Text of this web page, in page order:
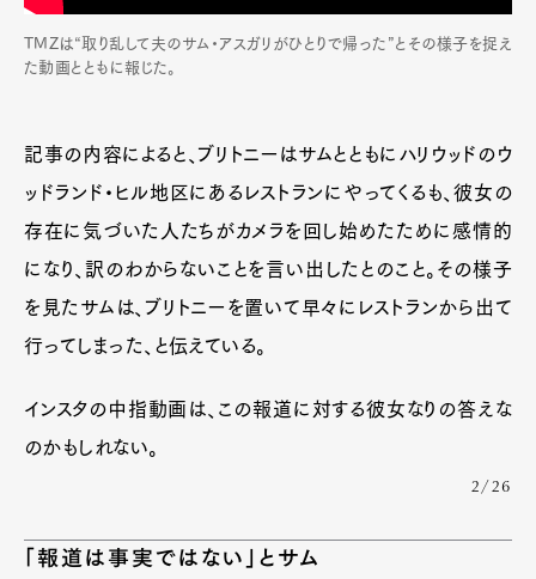
TMZは“取り乱して夫のサム・アスガリがひとりで帰った”とその様子を捉え
た動画とともに報じた。
記事の内容によると、ブリトニーはサムとともにハリウッドのウ
ッドランド・ヒル地区にあるレストランにやってくるも、彼女の
存在に気づいた人たちがカメラを回し始めたために感情的
になり、訳のわからないことを言い出したとのこと。その様子
を見たサムは、ブリトニーを置いて早々にレストランから出て
行ってしまった、と伝えている。
インスタの中指動画は、この報道に対する彼女なりの答えな
のかもしれない。
2/26
「報道は事実ではない」とサム